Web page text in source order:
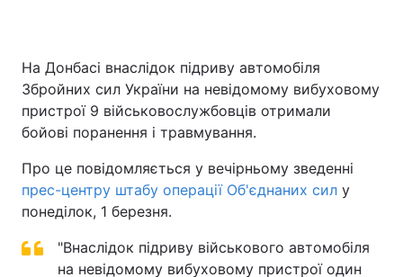
Україна Політика
Економіка Світ
Спорт Наука
Техно і зв'язок
Зброя Інциденти
На Донбасі внаслідок підриву автомобіля
Збройних сил України на невідомому вибуховому
пристрої 9 військовослужбовців отримали
бойові поранення і травмування.
Про це повідомляється у вечірньому зведенні
прес-центру штабу операції Об'єднаних сил у
понеділок, 1 березня.
"Внаслідок підриву військового автомобіля
на невідомому вибуховому пристрої один